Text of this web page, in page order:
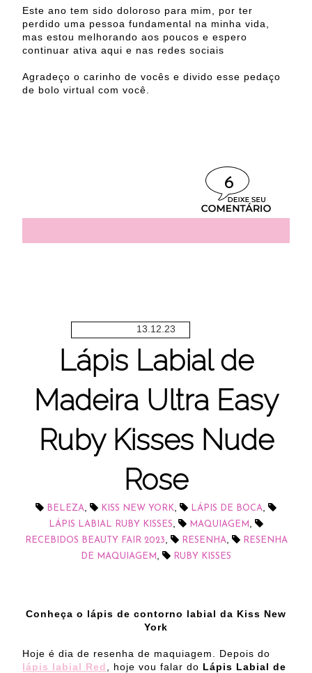
Este ano tem sido doloroso para mim, por ter
perdido uma pessoa fundamental na minha vida,
mas estou melhorando aos poucos e espero
continuar ativa aqui e nas redes sociais
Agradeço o carinho de vocês e divido esse pedaço
de bolo virtual com você.
6
13.12.23
Lápis Labial de
Madeira Ultra Easy
Ruby Kisses Nude
Rose
BELEZA KISS NEW YORK LÁPIS DE BOCA
LÁPIS LABIAL RUBY KISSES MAQUIAGEM
RECEBIDOS BEAUTY FAIR 2023 RESENHA
RESENHA
DE MAQUIAGEM
RUBY KISSES
Conheça o lápis de contorno labial da Kiss New
York
Hoje é dia de resenha de maquiagem. Depois do
lápis labial Red
, hoje vou falar do Lápis Labial de